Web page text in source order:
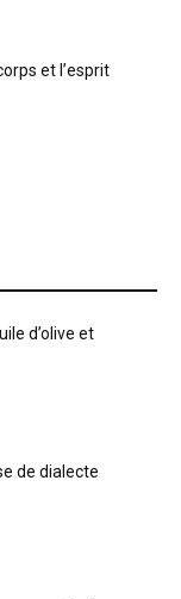
et l’esprit
d’olive et
de dialecte